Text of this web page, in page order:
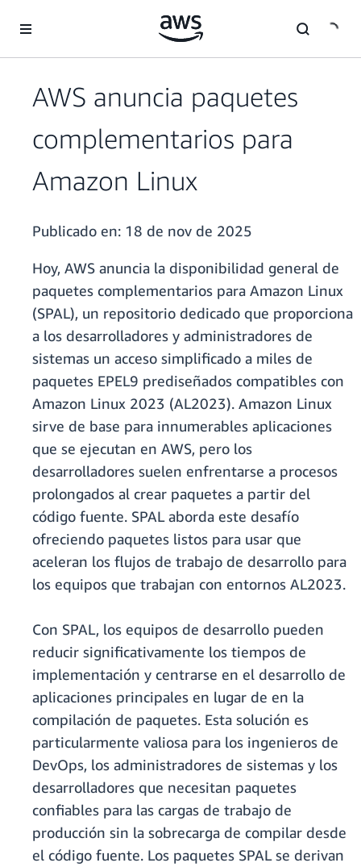
AWS anuncia paquetes
complementarios para
Amazon Linux
Publicado en: 18 de nov de 2025
Hoy, AWS anuncia la disponibilidad general de
paquetes complementarios para Amazon Linux
(SPAL), un repositorio dedicado que proporciona
a los desarrolladores y administradores de
sistemas un acceso simplificado a miles de
paquetes EPEL9 prediseñados compatibles con
Amazon Linux 2023 (AL2023). Amazon Linux
sirve de base para innumerables aplicaciones
que se ejecutan en AWS, pero los
desarrolladores suelen enfrentarse a procesos
prolongados al crear paquetes a partir del
código fuente. SPAL aborda este desafío
ofreciendo paquetes listos para usar que
aceleran los flujos de trabajo de desarrollo para
los equipos que trabajan con entornos AL2023.
Con SPAL, los equipos de desarrollo pueden
reducir significativamente los tiempos de
implementación y centrarse en el desarrollo de
aplicaciones principales en lugar de en la
compilación de paquetes. Esta solución es
particularmente valiosa para los ingenieros de
DevOps, los administradores de sistemas y los
desarrolladores que necesitan paquetes
confiables para las cargas de trabajo de
producción sin la sobrecarga de compilar desde
el código fuente. Los paquetes SPAL se derivan